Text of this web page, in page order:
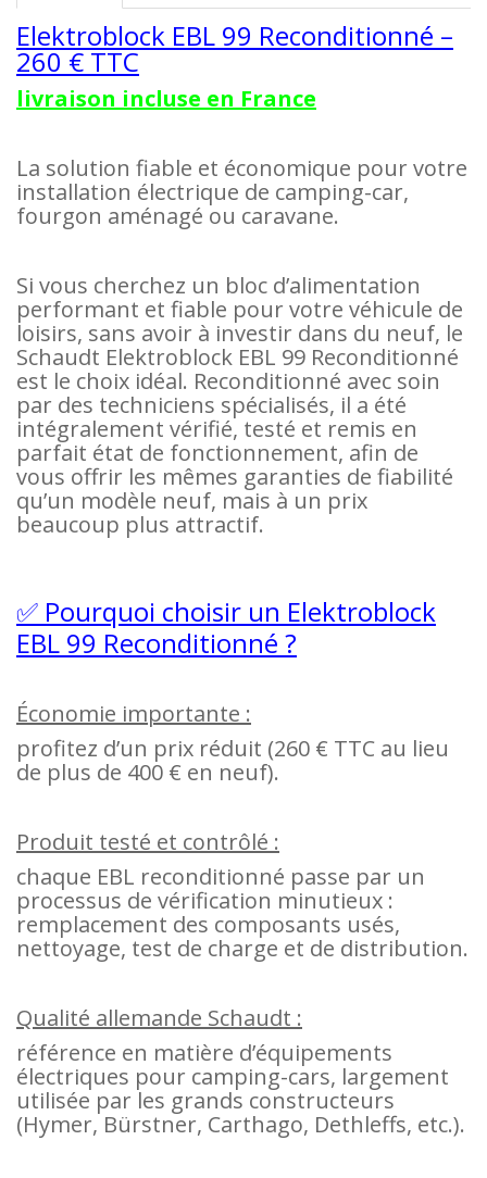
Elektroblock EBL 99 Reconditionné –
260 € TTC
livraison incluse en France
La solution fiable et économique pour votre
installation électrique de camping-car,
fourgon aménagé ou caravane.
Si vous cherchez un bloc d’alimentation
performant et fiable pour votre véhicule de
loisirs, sans avoir à investir dans du neuf, le
Schaudt Elektroblock EBL 99 Reconditionné
est le choix idéal. Reconditionné avec soin
par des techniciens spécialisés, il a été
intégralement vérifié, testé et remis en
parfait état de fonctionnement, afin de
vous offrir les mêmes garanties de fiabilité
qu’un modèle neuf, mais à un prix
beaucoup plus attractif.
✅ Pourquoi choisir un Elektroblock
EBL 99 Reconditionné ?
Économie importante :
profitez d’un prix réduit (260 € TTC au lieu
de plus de 400 € en neuf).
Produit testé et contrôlé :
chaque EBL reconditionné passe par un
processus de vérification minutieux :
remplacement des composants usés,
nettoyage, test de charge et de distribution.
Qualité allemande Schaudt :
référence en matière d’équipements
électriques pour camping-cars, largement
utilisée par les grands constructeurs
(Hymer, Bürstner, Carthago, Dethleffs, etc.).